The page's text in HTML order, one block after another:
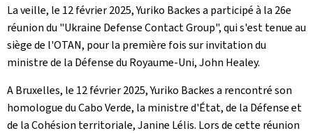
La veille, le 12 février 2025, Yuriko Backes a participé à la 26e
réunion du "Ukraine Defense Contact Group", qui s'est tenue au
siège de l'OTAN, pour la première fois sur invitation du
ministre de la Défense du Royaume-Uni, John Healey.
A Bruxelles, le 12 février 2025, Yuriko Backes a rencontré son
homologue du Cabo Verde, la ministre d'État, de la Défense et
de la Cohésion territoriale, Janine Lélis. Lors de cette réunion